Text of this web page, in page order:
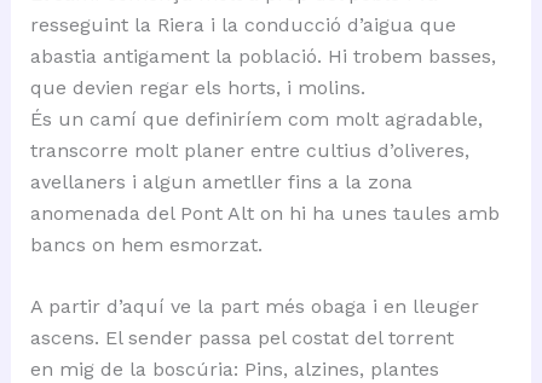
resseguint la Riera i la conducció d’aigua que
abastia antigament la població. Hi trobem basses,
que devien regar els horts, i molins.
És un camí que definiríem com molt agradable,
transcorre molt planer entre cultius d’oliveres,
avellaners i algun ametller fins a la zona
anomenada del Pont Alt on hi ha unes taules amb
bancs on hem esmorzat.
A partir d’aquí ve la part més obaga i en lleuger
ascens. El sender passa pel costat del torrent
en mig de la boscúria: Pins, alzines, plantes